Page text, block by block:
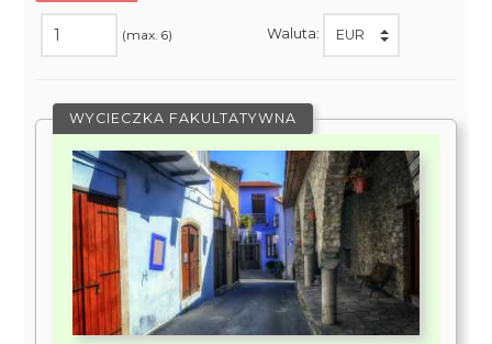
(max. 6) Waluta:
WYCIECZKA FAKULTATYWNA